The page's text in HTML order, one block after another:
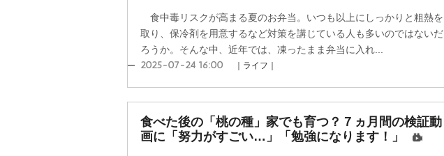
食中毒リスクが高まる夏のお弁当。いつも以上にしっかりと粗熱を
取り、保冷剤を用意するなど対策を講じている人も多いのではないだ
ろうか。そんな中、近年では、凍ったまま弁当に入れ...
2025-07-24 16:00 ｜ライフ｜
食べた後の「桃の種」家でも育つ？７ヵ月間の検証動
画に「努力がすごい…」「勉強になります！」